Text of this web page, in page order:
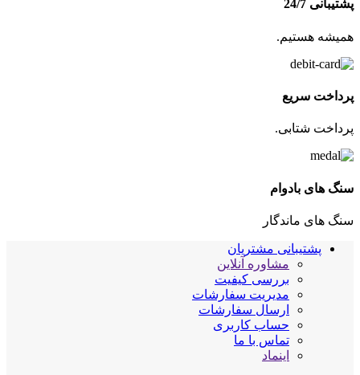
پشتیبانی 24/7
همیشه هستیم.
پرداخت سریع
پرداخت شتابی.
سنگ های بادوام
سنگ های ماندگار
پشتیبانی مشتریان
مشاوره آنلاین
بررسی کیفیت
مدیریت سفارشات
ارسال سفارشات
حساب کاربری
تماس با ما
اینماد